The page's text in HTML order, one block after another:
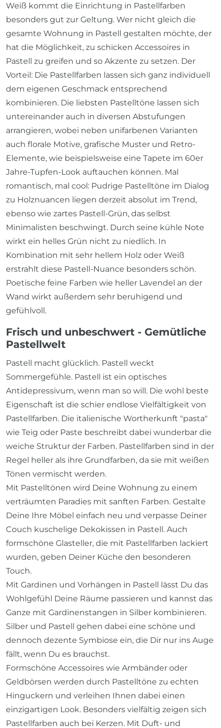
Weiß kommt die Einrichtung in Pastellfarben
besonders gut zur Geltung. Wer nicht gleich die
gesamte Wohnung in Pastell gestalten möchte, der
hat die Möglichkeit, zu schicken Accessoires in
Pastell zu greifen und so Akzente zu setzen. Der
Vorteil: Die Pastellfarben lassen sich ganz individuell
dem eigenen Geschmack entsprechend
kombinieren. Die liebsten Pastelltöne lassen sich
untereinander auch in diversen Abstufungen
arrangieren, wobei neben unifarbenen Varianten
auch florale Motive, grafische Muster und Retro-
Elemente, wie beispielsweise eine Tapete im 60er
Jahre-Tupfen-Look auftauchen können. Mal
romantisch, mal cool: Pudrige Pastelltöne im Dialog
zu Holznuancen liegen derzeit absolut im Trend,
ebenso wie zartes Pastell-Grün, das selbst
Minimalisten beschwingt. Durch seine kühle Note
wirkt ein helles Grün nicht zu niedlich. In
Kombination mit sehr hellem Holz oder Weiß
erstrahlt diese Pastell-Nuance besonders schön.
Poetische feine Farben wie heller Lavendel an der
Wand wirkt außerdem sehr beruhigend und
gefühlvoll.
Frisch und unbeschwert - Gemütliche
Pastellwelt
Pastell macht glücklich. Pastell weckt
Sommergefühle. Pastell ist ein optisches
Antidepressivum, wenn man so will. Die wohl beste
Eigenschaft ist die schier endlose Vielfältigkeit von
Pastellfarben. Die italienische Wortherkunft "pasta"
wie Teig oder Paste beschreibt dabei wunderbar die
weiche Struktur der Farben. Pastellfarben sind in der
Regel heller als ihre Grundfarben, da sie mit weißen
Tönen vermischt werden.
Mit Pastelltönen wird Deine Wohnung zu einem
verträumten Paradies mit sanften Farben. Gestalte
Deine Ihre Möbel einfach neu und verpasse Deiner
Couch kuschelige Dekokissen in Pastell. Auch
formschöne Glasteller, die mit Pastellfarben lackiert
wurden, geben Deiner Küche den besonderen
Touch.
Mit Gardinen und Vorhängen in Pastell lässt Du das
Wohlgefühl Deine Räume passieren und kannst das
Ganze mit Gardinenstangen in Silber kombinieren.
Silber und Pastell gehen dabei eine schöne und
dennoch dezente Symbiose ein, die Dir nur ins Auge
fällt, wenn Du es brauchst.
Formschöne Accessoires wie Armbänder oder
Geldbörsen werden durch Pastelltöne zu echten
Hinguckern und verleihen Ihnen dabei einen
einzigartigen Look. Besonders vielfältig zeigen sich
Pastellfarben auch bei Kerzen. Mit Duft- und